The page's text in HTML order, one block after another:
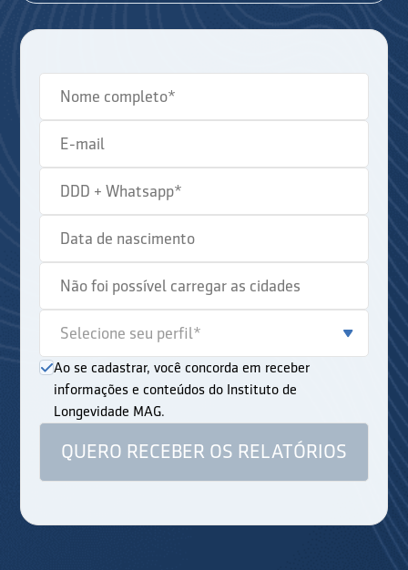
Ao se cadastrar, você concorda em receber
informações e conteúdos do Instituto de
Longevidade MAG.